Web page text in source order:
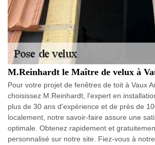
M.Reinhardt le Maître de velux à
Pour votre projet de fenêtres de toit à Vaux
choisissez M.Reinhardt, l'expert en
plus de 30 ans d'expérience et de près de
localement, notre savoir-faire assure une
optimale. Obtenez rapidement et
personnalisé sur notre site. Fiez-vous à